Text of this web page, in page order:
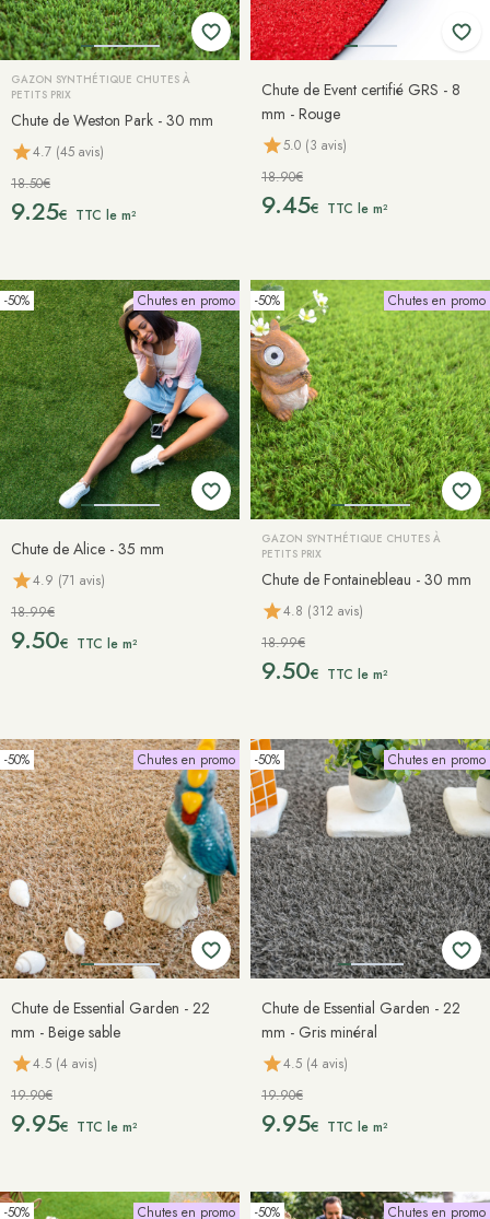
GAZON SYNTHÉTIQUE CHUTES À
PETITS PRIX
Chute de Weston Park - 30 mm
4.7 (45 avis)
18.50€
9.25€ TTC le m²
Chute de Event certifié GRS - 8
mm - Rouge
5.0 (3 avis)
18.90€
9.45€ TTC le m²
-50% Chutes en promo
Chute de Alice - 35 mm
4.9 (71 avis)
18.99€
9.50€ TTC le m²
-50% Chutes en promo
GAZON SYNTHÉTIQUE CHUTES À
PETITS PRIX
Chute de Fontainebleau - 30 mm
4.8 (312 avis)
18.99€
9.50€ TTC le m²
-50% Chutes en promo
Chute de Essential Garden - 22
mm - Beige sable
4.5 (4 avis)
19.90€
9.95€ TTC le m²
-50% Chutes en promo
Chute de Essential Garden - 22
mm - Gris minéral
4.5 (4 avis)
19.90€
9.95€ TTC le m²
-50% Chutes en promo -50% Chutes en promo